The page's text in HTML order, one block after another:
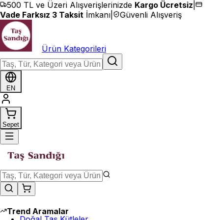
İçeriğe geç
500 TL ve Üzeri Alışverişlerinizde Kargo Ücretsiz
Vade Farksız 3 Taksit İmkanı Güvenli Alışveriş
Ürün Kategorileri
EN
Sepet
Trend Aramalar